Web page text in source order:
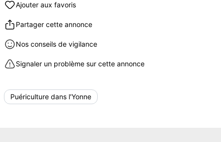
Ajouter aux favoris
Partager cette annonce
Nos conseils de vigilance
Signaler un problème sur cette annonce
Puériculture dans l'Yonne